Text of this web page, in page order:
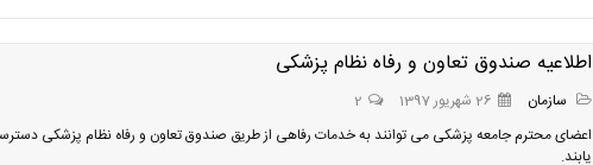
اطلاعیه صندوق تعاون و رفاه نظام پزشکی
سازمان 26 شهریور 1397
2
اعضای محترم جامعه پزشکی می توانند به خدمات رفاهی از طریق صندوق تعاون و رفاه نظام پزشکی
یابند.